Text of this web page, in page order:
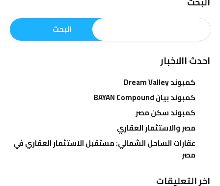
البحث
احدث االاخبار
كمبوند Dream Valley
كمبوند بيان BAYAN Compound
كمبوند سكن مصر
مصر والاستثمار العقاري
عقارات الساحل الشمالي: مستقبل الاستثمار العقاري في
مصر
اخر التعليقات